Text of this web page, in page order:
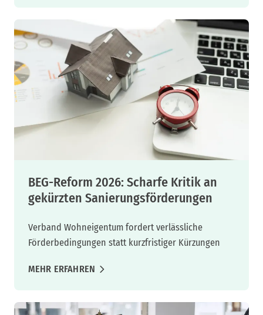
BEG-Reform 2026: Scharfe Kritik an
gekürzten Sanierungsförderungen
Verband Wohneigentum fordert verlässliche
Förderbedingungen statt kurzfristiger Kürzungen
MEHR ERFAHREN